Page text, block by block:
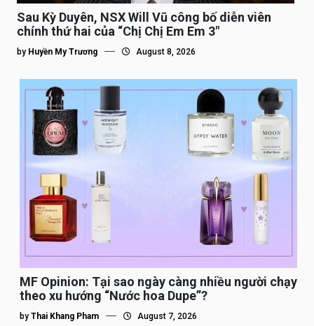
Sau Kỳ Duyên, NSX Will Vũ công bố diễn viên
chính thứ hai của “Chị Chị Em Em 3″
by Huyền My Trương August 8, 2026
MF Opinion: Tại sao ngày càng nhiều người chạy
theo xu hướng “Nước hoa Dupe”?
by Thai Khang Pham August 7, 2026